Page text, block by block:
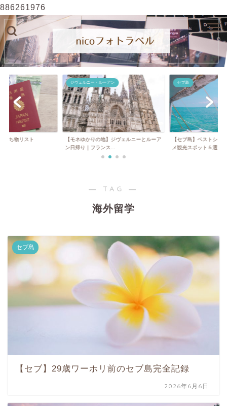
886261976
持ち物リスト
ジヴェルニー・ルーアン
【モネゆかりの地】ジヴェルニーとルーア
ン日帰り｜フランス...
セブ島
【セブ島】ベストシー
メ観光スポット５選...
― TAG ―
海外留学
セブ島
【セブ】29歳ワーホリ前のセブ島完全記録
2026年6月6日